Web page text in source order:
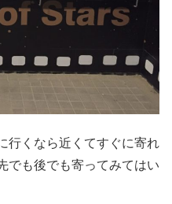
行くなら近くてすぐに寄れ
でも後でも寄ってみてはい